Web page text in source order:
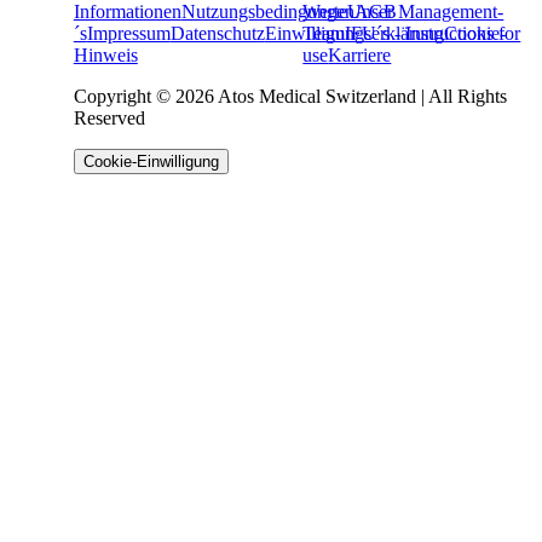
InformationenNutzungsbedingungenAGB
´sImpressumDatenschutzEinwilligungserklärungCookie-
Hinweis
WerteUnser Management-
TeamIFU´s - Instructions for
useKarriere
Copyright © 2026 Atos Medical Switzerland | All Rights
Reserved
Cookie-Einwilligung